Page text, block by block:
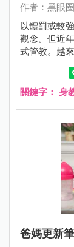
作者：黑眼
以體罰或較
觀念。但近
式管教。越
羞辱方式管
關鍵字： 身
爸媽更新